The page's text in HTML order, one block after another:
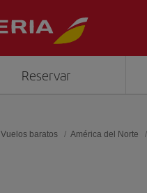
Reservar
Vuelos baratos América del Norte